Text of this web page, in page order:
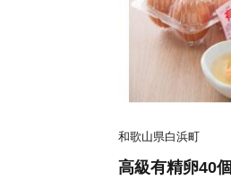
和歌山県白浜町
高級有精卵40個